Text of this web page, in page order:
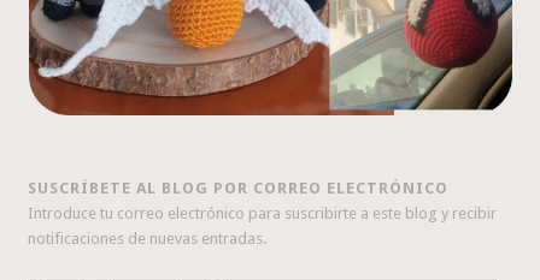
SUSCRÍBETE AL BLOG POR CORREO ELECTRÓNICO
Introduce tu correo electrónico para suscribirte a este blog y recibir
notificaciones de nuevas entradas.